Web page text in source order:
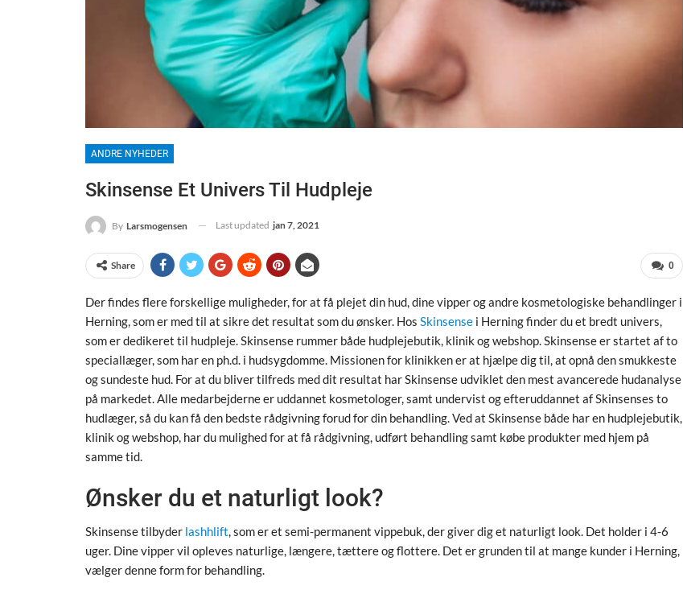
ANDRE NYHEDER
Skinsense Et Univers Til Hudpleje
By Larsmogensen Last updated jan 7, 2021
0
Share
Der findes flere forskellige muligheder, for at få plejet din hud, dine vipper og andre kosmetologiske behandlinger i
Herning, som er med til at sikre det resultat som du ønsker. Hos Skinsense i Herning finder du et bredt univers,
som er dedikeret til hudpleje. Skinsense rummer både hudplejebutik, klinik og webshop. Skinsense er startet af to
speciallæger, som har en ph.d. i hudsygdomme. Missionen for klinikken er at hjælpe dig til, at opnå den smukkeste
og sundeste hud. For at du bliver tilfreds med dit resultat har Skinsense udviklet den mest avancerede hudanalyse
på markedet. Alle medarbejderne er uddannet kosmetologer, samt undervist og efteruddannet af Skinsenses to
hudlæger, så du kan få den bedste rådgivning forud for din behandling. Ved at Skinsense både har en hudplejebutik,
klinik og webshop, har du mulighed for at få rådgivning, udført behandling samt købe produkter med hjem på
samme tid.
Ønsker du et naturligt look?
Skinsense tilbyder lashhlift, som er et semi-permanent vippebuk, der giver dig et naturligt look. Det holder i 4-6
uger. Dine vipper vil opleves naturlige, længere, tættere og flottere. Det er grunden til at mange kunder i Herning,
vælger denne form for behandling.